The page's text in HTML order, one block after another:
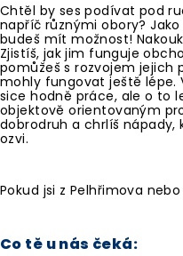
Chtěl by ses podívat pod
napříč různými obory? Jako
budeš mít možnost!
Zjistíš, jak jim funguje
pomůžeš s rozvojem jejich
mohly fungovat ještě lépe.
sice hodně práce, ale o to
objektově orientovaným
dobrodruh a chrlíš nápady,
ozvi.
Pokud jsi z Pelhřimova
Co tě u nás čeká: